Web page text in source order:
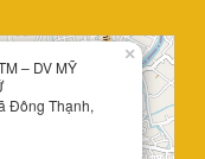
– DV MỸ
Đông Thạnh,
×